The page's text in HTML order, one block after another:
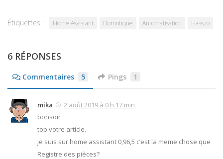
Étiquettes : Home Assistant Domotique Automatisation Hass.io
6 RÉPONSES
Commentaires 5 Pings 1
mika
2 août 2019 à 0 h 17 min
bonsoir
top votre article.
je suis sur home assistant 0,96,5 c’est la meme chose que
Registre des pièces?